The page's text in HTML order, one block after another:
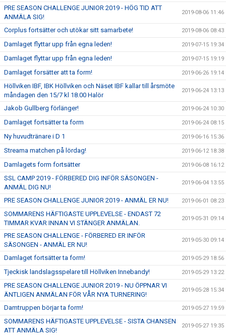
PRE SEASON CHALLENGE JUNIOR 2019 - HÖG TID ATT
ANMÄLA SIG!
2019-08-06 11:46
Corplus fortsätter och utökar sitt samarbete! 2019-08-06 08:43
Damlaget flyttar upp från egna leden! 2019-07-15 19:34
Damlaget flyttar upp från egna leden! 2019-07-15 19:19
Damlaget forsätter att ta form! 2019-06-26 19:14
Höllviken IBF, IBK Höllviken och Näset IBF kallar till årsmöte
måndagen den 15/7 kl 18.00 Halör
2019-06-24 13:13
Jakob Gullberg förlänger! 2019-06-24 10:30
Damlaget fortsätter ta form 2019-06-24 08:15
Ny huvudtränare i D 1 2019-06-16 15:36
Streama matchen på lördag! 2019-06-12 18:38
Damlagets form fortsätter 2019-06-08 16:12
SSL CAMP 2019 - FÖRBERED DIG INFÖR SÄSONGEN -
ANMÄL DIG NU!
2019-06-04 13:55
PRE SEASON CHALLENGE JUNIOR 2019 - ANMÄL ER NU! 2019-06-01 08:23
SOMMARENS HÄFTIGASTE UPPLEVELSE - ENDAST 72
TIMMAR KVAR INNAN VI STÄNGER ANMÄLAN.
2019-05-31 09:14
PRE SEASON CHALLENGE - FÖRBERED ER INFÖR
SÄSONGEN - ANMÄL ER NU!
2019-05-30 09:14
Damlaget fortsätter ta form! 2019-05-29 18:56
Tjeckisk landslagsspelare till Höllviken Innebandy! 2019-05-29 13:22
PRE SEASON CHALLENGE JUNIOR 2019 - NU ÖPPNAR VI
ÄNTLIGEN ANMÄLAN FÖR VÅR NYA TURNERING!
2019-05-28 15:34
Damtruppen börjar ta form! 2019-05-27 19:59
SOMMARENS HÄFTIGASTE UPPLEVELSE - SISTA CHANSEN
ATT ANMÄLA SIG!
2019-05-27 19:35